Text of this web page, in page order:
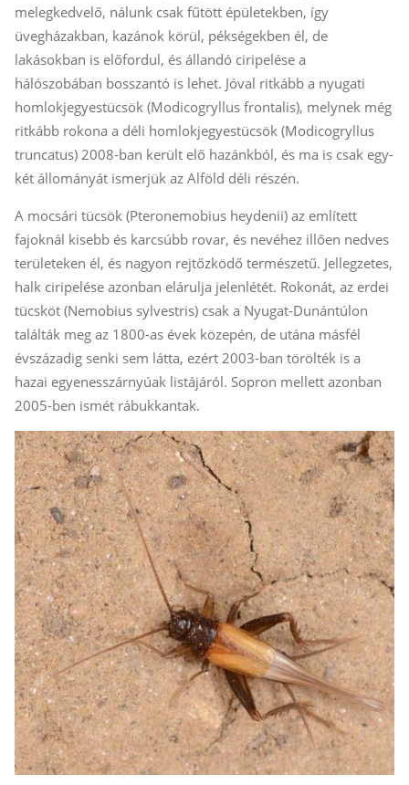
melegkedvelő, nálunk csak fűtött épületekben, így
üvegházakban, kazánok körül, pékségekben él, de
lakásokban is előfordul, és állandó ciripelése a
hálószobában bosszantó is lehet. Jóval ritkább a nyugati
homlokjegyestücsök (Modicogryllus frontalis), melynek még
ritkább rokona a déli homlokjegyestücsök (Modicogryllus
truncatus) 2008-ban került elő hazánkból, és ma is csak egy-
két állományát ismerjük az Alföld déli részén.
A mocsári tücsök (Pteronemobius heydenii) az említett
fajoknál kisebb és karcsúbb rovar, és nevéhez illően nedves
területeken él, és nagyon rejtőzködő természetű. Jellegzetes,
halk ciripelése azonban elárulja jelenlétét. Rokonát, az erdei
tücsköt (Nemobius sylvestris) csak a Nyugat-Dunántúlon
találták meg az 1800-as évek közepén, de utána másfél
évszázadig senki sem látta, ezért 2003-ban törölték is a
hazai egyenesszárnyúak listájáról. Sopron mellett azonban
2005-ben ismét rábukkantak.